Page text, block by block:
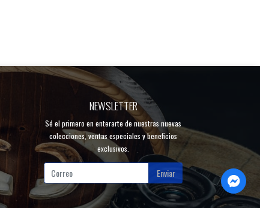
NEWSLETTER
Sé el primero en enterarte de nuestras nuevas
colecciones, ventas especiales y beneficios
exclusivos.
Enviar